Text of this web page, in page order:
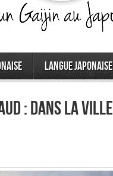
Langue japonaise
: dans la ville